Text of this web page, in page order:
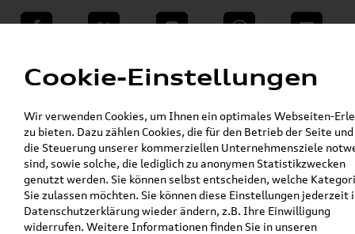
teilen Twitter Instagram WhatsApp E-Mail
VW Shop - VW Originalteile und Zubehör »
Audi Produkte » Audi Original Zubehör »
Komfort & Schutz » Gepäckraumeinlagen
» A3 / S3 / RS3 »
Original Audi A3 / S3 (8V) Limousine
Gepäckraumschale / Kofferraumwanne
8V5061180
Cookie-Einstellungen
Wir verwenden Cookies, um Ihnen ein optimales Webseiten-
zu bieten. Dazu zählen Cookies, die für den Betrieb der Seite
die Steuerung unserer kommerziellen Unternehmensziele
sind, sowie solche, die lediglich zu anonymen Statistikzwecken
genutzt werden. Sie können selbst entscheiden, welche
Sie zulassen möchten. Sie können diese Einstellungen jederzeit
Datenschutzerklärung wieder ändern, z.B. Ihre Einwilligung
widerrufen. Weitere Informationen finden Sie in unseren